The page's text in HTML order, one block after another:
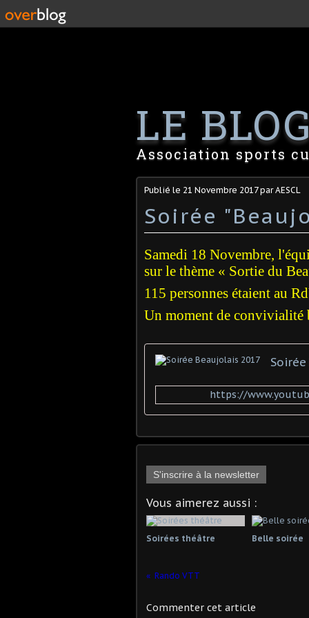
LE
Association sports
Publié le 21 Novembre 2017par AESCL
Soirée
Samedi 18 Novembre,
sur le thème « Sortie du
115 personnes étaient au
Un moment de convivialité
https://
S'inscrire à la newsletter
Vous aimerez aussi :
Soirées théâtre
Belle soirée
Rando VTT
Commenter cet article